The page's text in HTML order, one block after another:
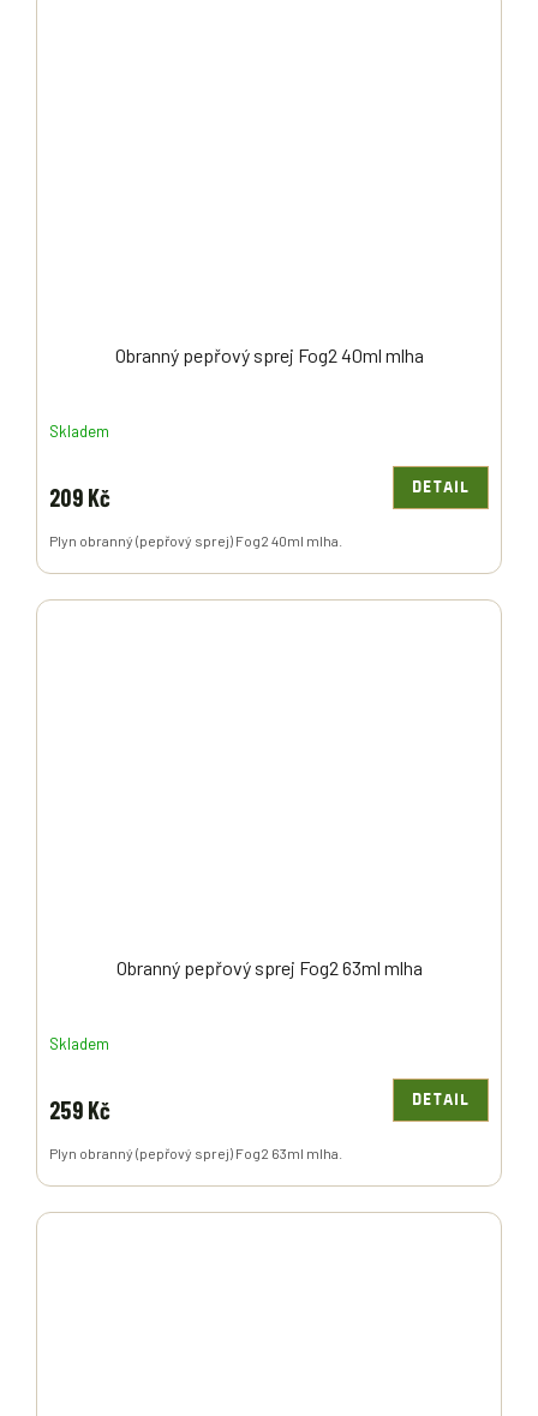
Obranný pepřový sprej Fog2 40ml mlha
Skladem
209 Kč DETAIL
Plyn obranný (pepřový sprej) Fog2 40ml mlha.
Obranný pepřový sprej Fog2 63ml mlha
Skladem
259 Kč DETAIL
Plyn obranný (pepřový sprej) Fog2 63ml mlha.